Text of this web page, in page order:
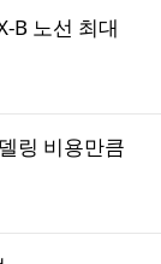
B 노선 최대
링 비용만큼